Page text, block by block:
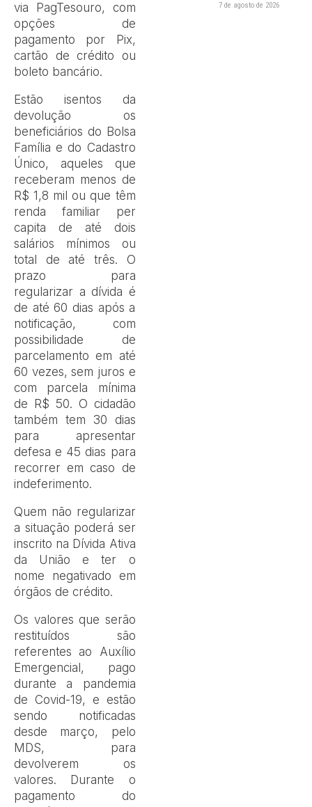
via PagTesouro, com
opções de
pagamento por Pix,
cartão de crédito ou
boleto bancário.
Estão isentos da
devolução os
beneficiários do Bolsa
Família e do Cadastro
Único, aqueles que
receberam menos de
R$ 1,8 mil ou que têm
renda familiar per
capita de até dois
salários mínimos ou
total de até três. O
prazo para
regularizar a dívida é
de até 60 dias após a
notificação, com
possibilidade de
parcelamento em até
60 vezes, sem juros e
com parcela mínima
de R$ 50. O cidadão
também tem 30 dias
para apresentar
defesa e 45 dias para
recorrer em caso de
indeferimento.
Quem não regularizar
a situação poderá ser
inscrito na Dívida Ativa
da União e ter o
nome negativado em
órgãos de crédito.
Os valores que serão
restituídos são
referentes ao Auxílio
Emergencial, pago
durante a pandemia
de Covid-19, e estão
sendo notificadas
desde março, pelo
MDS, para
devolverem os
valores. Durante o
pagamento do
7 de agosto de 2026